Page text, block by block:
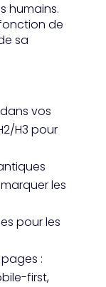
humains.
de
sa
vos
H3 pour
les
pour les
:
first,